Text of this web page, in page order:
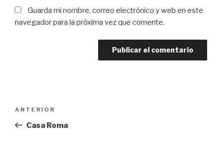
Guarda mi nombre, correo electrónico y web en este
navegador para la próxima vez que comente.
entradas
Entrada
anterior:
ANTERIOR
Casa Roma